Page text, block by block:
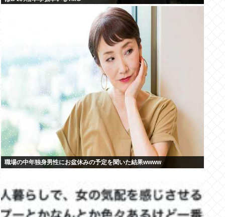
職場の中年独身男性にお盆休みの予定を聞いた結果wwww